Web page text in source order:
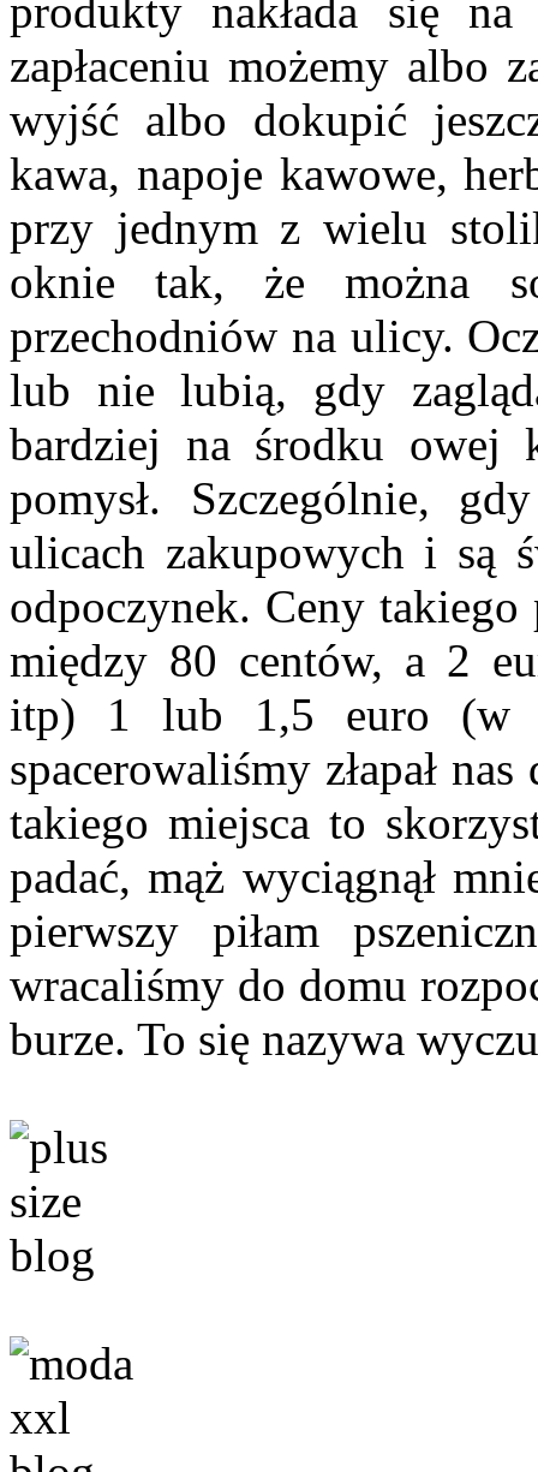
produkty nakłada się
zapłaceniu możemy albo
wyjść albo dokupić
kawa, napoje kawowe,
przy jednym z wielu
oknie tak, że można
przechodniów na ulicy.
lub nie lubią, gdy
bardziej na środku owej
pomysł. Szczególnie,
ulicach zakupowych i są
odpoczynek. Ceny
między 80 centów, a 2
itp) 1 lub 1,5 euro (w
spacerowaliśmy złapał
takiego miejsca to
padać, mąż wyciągnął
pierwszy piłam
wracaliśmy do domu
burze. To się nazywa